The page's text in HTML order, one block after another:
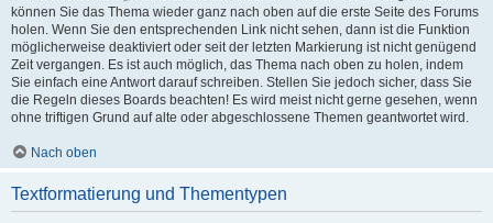
können Sie das Thema wieder ganz nach oben auf die erste Seite des Forums
holen. Wenn Sie den entsprechenden Link nicht sehen, dann ist die Funktion
möglicherweise deaktiviert oder seit der letzten Markierung ist nicht genügend
Zeit vergangen. Es ist auch möglich, das Thema nach oben zu holen, indem
Sie einfach eine Antwort darauf schreiben. Stellen Sie jedoch sicher, dass Sie
die Regeln dieses Boards beachten! Es wird meist nicht gerne gesehen, wenn
ohne triftigen Grund auf alte oder abgeschlossene Themen geantwortet wird.
Nach oben
Textformatierung und Thementypen